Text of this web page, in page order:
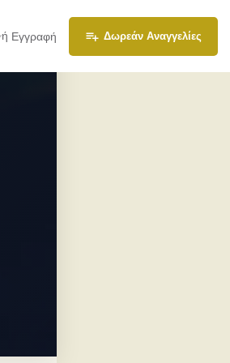
ή Εγγραφή Δωρεάν Αναγγελίες